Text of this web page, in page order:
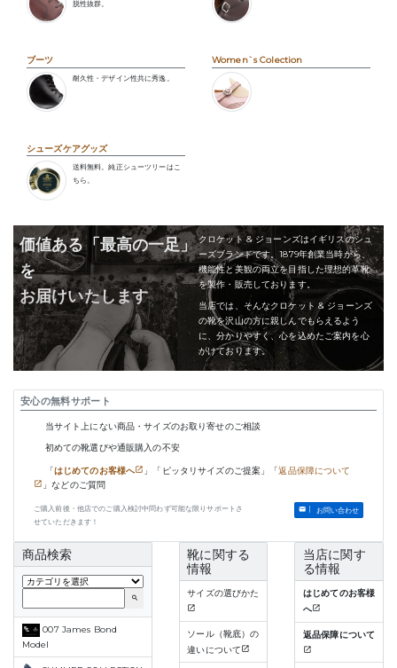
脱性抜群。
ブーツ
耐久性・デザイン性共に秀逸。
Women`s Colection
シューズケアグッズ
送料無料。純正シューツリーはこ
ちら。
価値ある「最高の一足」
を
お届けいたします
クロケット & ジョーンズはイギリスのシュ
ーズブランドです。1879年創業当時から、
機能性と美観の両立を目指した理想的革靴
を製作・販売しております。
当店では、そんなクロケット & ジョーンズ
の靴を沢山の方に親しんでもらえるよう
に、分かりやすく、心を込めたご案内を心
がけております。
安心の無料サポート
当サイト上にない商品・サイズのお取り寄せのご相談
初めての靴選びや通販購入の不安
「はじめてのお客様へ 」「ピッタリサイズのご提案」「返品保障について
」などのご質問
ご購入前後・他店でのご購入検討中問わず可能な限りサポートさ
せていただきます！
お問い合わせ
商品検索
search
007 James Bond
Model
靴に関する
情報
サイズの選びかた
ソール（靴底）の
違いについて
当店に関す
る情報
はじめてのお客様
へ
返品保障について